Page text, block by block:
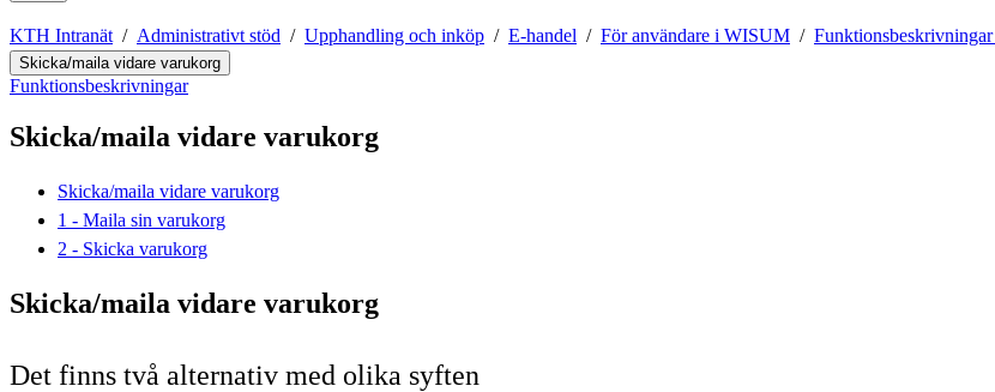
KTH Intranät Administrativt stöd Upphandling och inköp E-handel För användare i WISUM Funktionsbeskrivningar
Skicka/maila vidare varukorg
Funktionsbeskrivningar
Skicka/maila vidare varukorg
Skicka/maila vidare varukorg
1 - Maila sin varukorg
2 - Skicka varukorg
Skicka/maila vidare varukorg
Det finns två alternativ med olika syften